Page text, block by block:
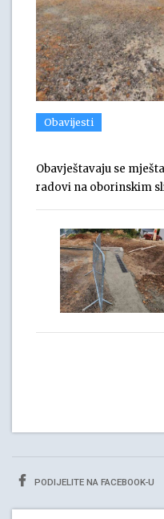
Obavijesti
Obavještavaju se
radovi na oborinskim
PODIJELITE NA FACEBOOK-U